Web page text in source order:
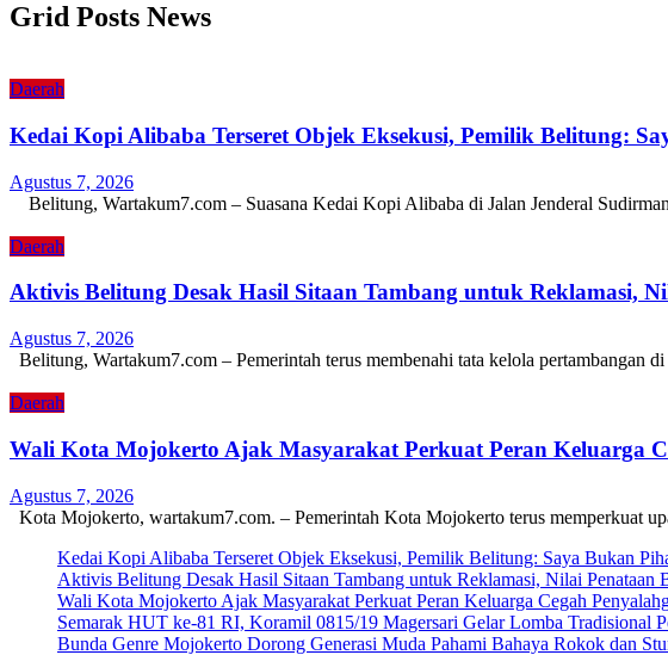
Grid Posts News
Daerah
Kedai Kopi Alibaba Terseret Objek Eksekusi, Pemilik Belitung:
Agustus 7, 2026
Belitung, Wartakum7.com – Suasana Kedai Kopi Alibaba di Jalan Jenderal
Daerah
Aktivis Belitung Desak Hasil Sitaan Tambang untuk Reklamasi,
Agustus 7, 2026
Belitung, Wartakum7.com – Pemerintah terus membenahi tata kelola
Daerah
Wali Kota Mojokerto Ajak Masyarakat Perkuat Peran Keluarga
Agustus 7, 2026
Kota Mojokerto, wartakum7.com. – Pemerintah Kota Mojokerto terus memperkuat
Kedai Kopi Alibaba Terseret Objek Eksekusi, Pemilik Belitung: Saya Bukan
Aktivis Belitung Desak Hasil Sitaan Tambang untuk Reklamasi, Nilai Penataan
Wali Kota Mojokerto Ajak Masyarakat Perkuat Peran Keluarga Cegah
Semarak HUT ke-81 RI, Koramil 0815/19 Magersari Gelar Lomba Tradisional
Bunda Genre Mojokerto Dorong Generasi Muda Pahami Bahaya Rokok dan